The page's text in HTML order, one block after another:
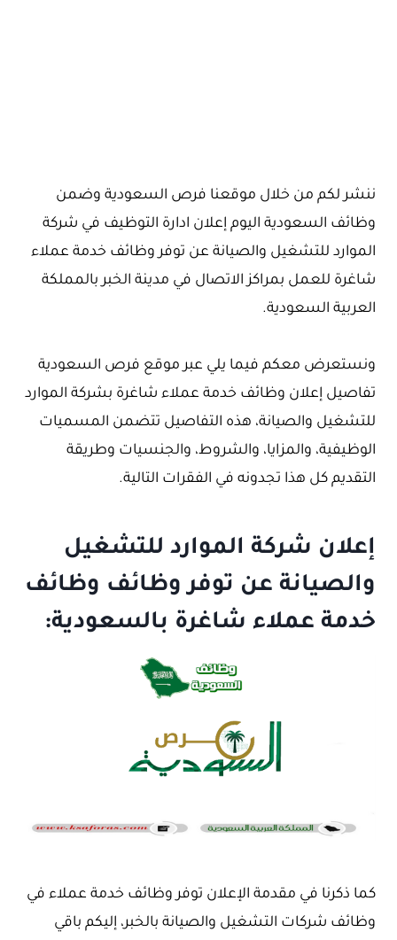
ننشر لكم من خلال موقعنا فرص السعودية وضمن
وظائف السعودية اليوم إعلان ادارة التوظيف في شركة
الموارد للتشغيل والصيانة عن توفر وظائف خدمة عملاء
شاغرة للعمل بمراكز الاتصال في مدينة الخبر بالمملكة
العربية السعودية.
ونستعرض معكم فيما يلي عبر موقع فرص السعودية
تفاصيل إعلان وظائف خدمة عملاء شاغرة بشركة الموارد
للتشغيل والصيانة، هذه التفاصيل تتضمن المسميات
الوظيفية، والمزايا، والشروط، والجنسيات وطريقة
التقديم كل هذا تجدونه في الفقرات التالية.
إعلان شركة الموارد للتشغيل
والصيانة عن توفر وظائف وظائف
خدمة عملاء شاغرة بالسعودية:
كما ذكرنا في مقدمة الإعلان توفر وظائف خدمة عملاء في
وظائف شركات التشغيل والصيانة بالخبر، إليكم باقي